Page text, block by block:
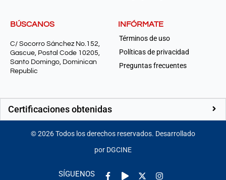
BÚSCANOS
C/ Socorro Sánchez No.152,
Gascue, Postal Code 10205,
Santo Domingo, Dominican
Republic
INFÓRMATE
Términos de uso
Políticas de privacidad
Preguntas frecuentes
Certificaciones obtenidas
©2026Todos los derechos reservados. Desarrollado
por DGCINE
SÍGUENOS
Facebook-
Play Instagram